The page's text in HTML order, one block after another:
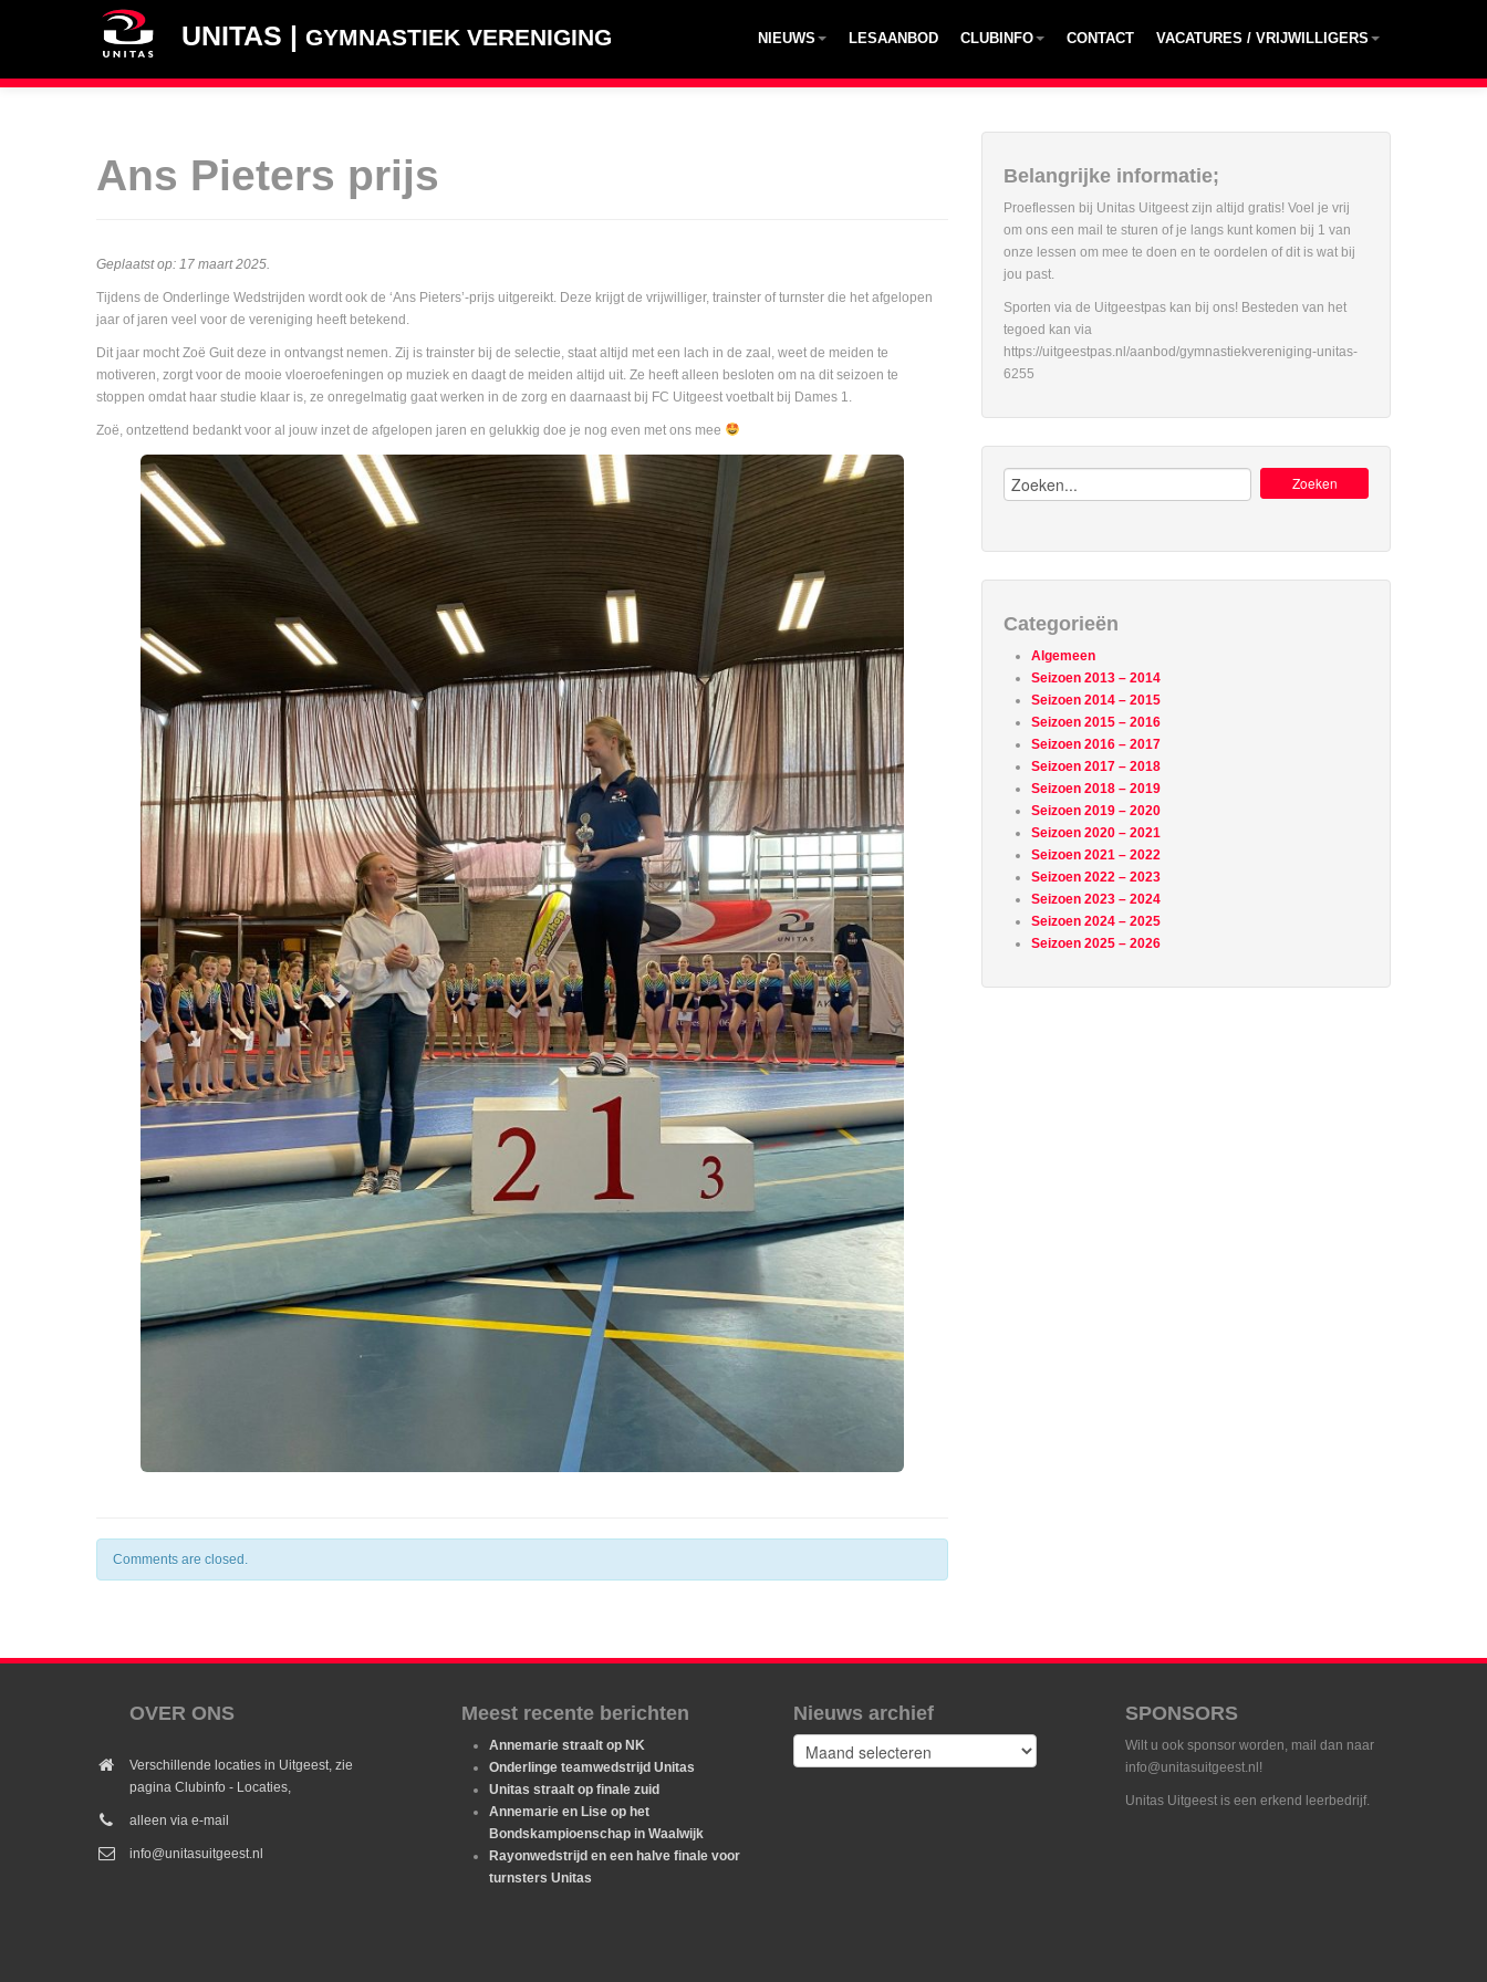
UNITAS | GYMNASTIEK VERENIGING NIEUWS LESAANBOD CLUBINFO CONTACT VACATURES / VRIJWILLIGERS
Ans Pieters prijs
Geplaatst op: 17 maart 2025.
Tijdens de Onderlinge Wedstrijden wordt ook de ‘Ans Pieters’-prijs uitgereikt. Deze krijgt de vrijwilliger, trainster of turnster die het afgelopen
jaar of jaren veel voor de vereniging heeft betekend.
Dit jaar mocht Zoë Guit deze in ontvangst nemen. Zij is trainster bij de selectie, staat altijd met een lach in de zaal, weet de meiden te
motiveren, zorgt voor de mooie vloeroefeningen op muziek en daagt de meiden altijd uit. Ze heeft alleen besloten om na dit seizoen te
stoppen omdat haar studie klaar is, ze onregelmatig gaat werken in de zorg en daarnaast bij FC Uitgeest voetbalt bij Dames 1.
Zoë, ontzettend bedankt voor al jouw inzet de afgelopen jaren en gelukkig doe je nog even met ons mee
Comments are closed.
Belangrijke informatie;
Proeflessen bij Unitas Uitgeest zijn altijd gratis! Voel je vrij
om ons een mail te sturen of je langs kunt komen bij 1 van
onze lessen om mee te doen en te oordelen of dit is wat bij
jou past.
Sporten via de Uitgeestpas kan bij ons! Besteden van het
tegoed kan via
https://uitgeestpas.nl/aanbod/gymnastiekvereniging-unitas-
6255
Zoeken:
Categorieën
Algemeen
Seizoen 2013 – 2014
Seizoen 2014 – 2015
Seizoen 2015 – 2016
Seizoen 2016 – 2017
Seizoen 2017 – 2018
Seizoen 2018 – 2019
Seizoen 2019 – 2020
Seizoen 2020 – 2021
Seizoen 2021 – 2022
Seizoen 2022 – 2023
Seizoen 2023 – 2024
Seizoen 2024 – 2025
Seizoen 2025 – 2026
OVER ONS
Verschillende locaties in Uitgeest, zie
pagina Clubinfo - Locaties,
alleen via e-mail
info@unitasuitgeest.nl
Meest recente berichten
Annemarie straalt op NK
Onderlinge teamwedstrijd Unitas
Unitas straalt op finale zuid
Annemarie en Lise op het
Bondskampioenschap in Waalwijk
Rayonwedstrijd en een halve finale voor
turnsters Unitas
Nieuws archief
Nieuws
archief
SPONSORS
Wilt u ook sponsor worden, mail dan naar
info@unitasuitgeest.nl!
Unitas Uitgeest is een erkend leerbedrijf.